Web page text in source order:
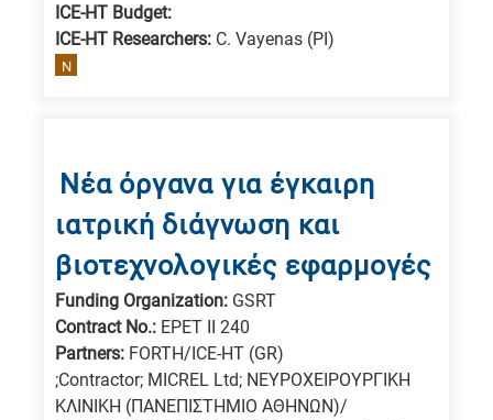
ICE-HT Budget:
ICE-HT Researchers: C. Vayenas (PI)
N
Νέα όργανα για έγκαιρη
ιατρική διάγνωση και
βιοτεχνολογικές εφαρμογές
Funding Organization: GSRT
Contract No.: EPET II 240
Partners: FORTH/ICE-HT (GR)
;Contractor; MICREL Ltd; ΝΕΥΡΟΧΕΙΡΟΥΡΓΙΚΗ
ΚΛΙΝΙΚΗ (ΠΑΝΕΠΙΣΤΗΜΙΟ ΑΘΗΝΩΝ)/